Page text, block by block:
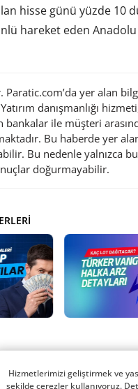
hisse günü yüzde 10
hareket eden
Paratic.com’da yer alan
danışmanlığı
ile müşteri
Bu haberde yer
Bu nedenle yalnızca
doğurmayabilir.
Hizmetlerimizi geliştirmek ve
şekilde çerezler kullanıyoruz.